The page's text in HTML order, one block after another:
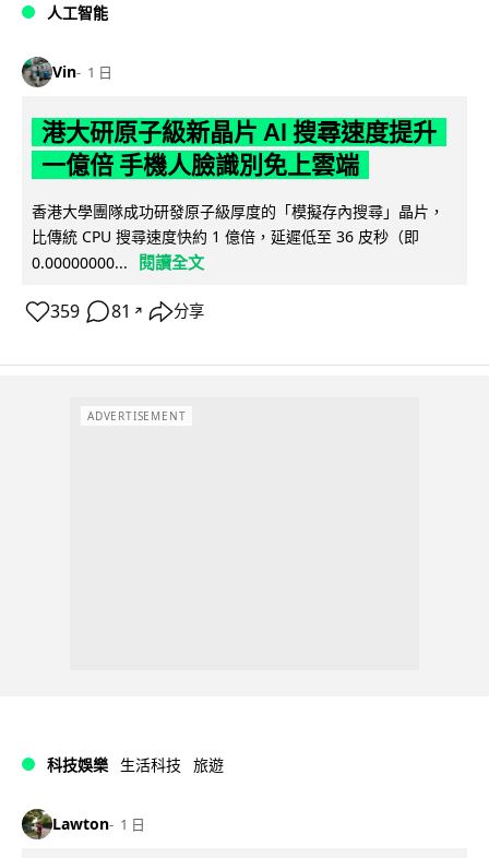
人工智能
Vin 1 日
港大研原子級新晶片 AI 搜尋速度提升
一億倍 手機人臉識別免上雲端
香港大學團隊成功研發原子級厚度的「模擬存內搜尋」晶片，
比傳統 CPU 搜尋速度快約 1 億倍，延遲低至 36 皮秒（即
0.00000000...
閱讀全文
359 81 ↗ 分享
ADVERTISEMENT
科技娛樂 生活科技 旅遊
Lawton 1 日